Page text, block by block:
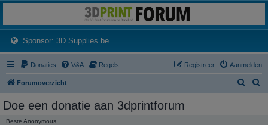
Het 3D print forum van de Benelux na de sluiting van 3dprintforum.nl
Sponsor: 3D Supplies.be(Opens a new tab)
Donaties V&A Regels Aanmelden
Registreer
Forumoverzicht
Doe een donatie aan 3dprintforum
Beste Anonymous,